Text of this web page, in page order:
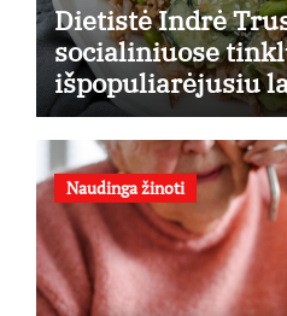
Dietistė Indrė
socialiniuose
išpopuliarėjusiu
receptu
Naudinga žinoti